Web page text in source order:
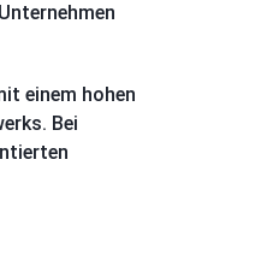
einem hohen
Bei